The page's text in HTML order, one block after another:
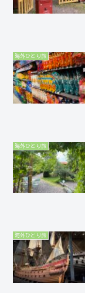
海外ひとり旅
海外ひとり旅
海外ひとり旅